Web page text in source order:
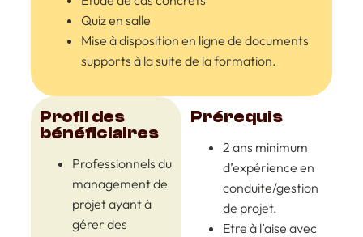
Quiz en salle
Mise à disposition en ligne de documents
supports à la suite de la formation.
Profil des
bénéficiaires
Professionnels du
management de
projet ayant à
gérer des
Prérequis
2 ans minimum
d’expérience en
conduite/gestion
de projet.
Etre à l’aise avec